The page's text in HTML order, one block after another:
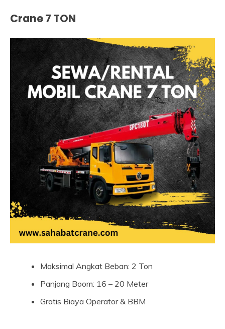
Crane 7 TON
Maksimal Angkat Beban: 2 Ton
Panjang Boom: 16 – 20 Meter
Gratis Biaya Operator & BBM